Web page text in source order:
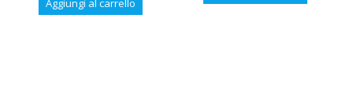
originaleattuale
Aggiungi al carrello